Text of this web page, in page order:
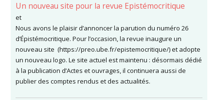
Un nouveau site pour la revue Epistémocritique
et
Nous avons le plaisir d’annoncer la parution du numéro 26
d’Épistémocritique. Pour l’occasion, la revue inaugure un
nouveau site (https://preo.ube.fr/epistemocritique/) et adopte
un nouveau logo. Le site actuel est maintenu : désormais dédié
à la publication d’Actes et ouvrages, il continuera aussi de
publier des comptes rendus et des actualités.